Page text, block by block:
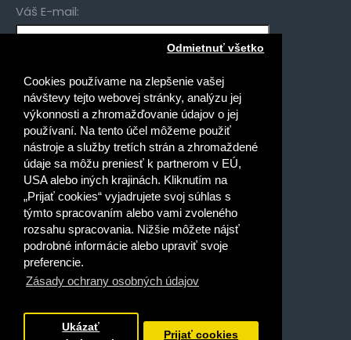
Cookies používame na zlepšenie vašej
návštevy tejto webovej stránky, analýzu jej
výkonnosti a zhromažďovanie údajov o jej
používaní. Na tento účel môžeme použiť
nástroje a služby tretích strán a zhromaždené
údaje sa môžu preniesť k partnerom v EÚ,
USA alebo iných krajinách. Kliknutím na
„Prijať cookies“ vyjadrujete svoj súhlas s
týmto spracovaním alebo vami zvoleného
rozsahu spracovania. Nižšie môžete nájsť
podrobné informácie alebo upraviť svoje
preferencie.
Zásady ochrany osobných údajov
Odmietnuť všetko
Ukázať
Prijať cookies
Váš E-mail:
Gymnáziá
Stredné odborné školy
Špeciálne základné školy
Základné školy
Prečítal(a) som si a súhlasím s
Ochrana osobných údajov
pomôcť?